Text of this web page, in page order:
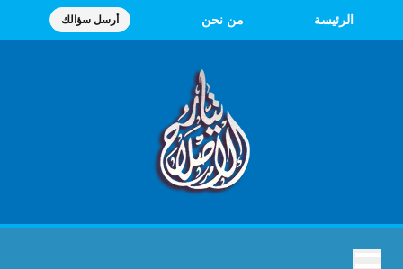
الرئيسة من نحن أرسل سؤالك